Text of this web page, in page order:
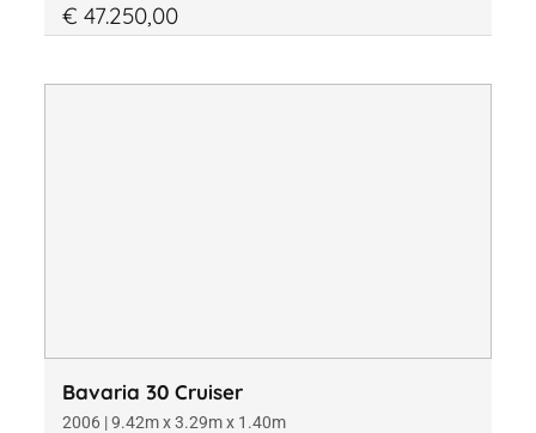
€ 47.250,00
Bavaria 30 Cruiser
2006 | 9.42m x 3.29m x 1.40m